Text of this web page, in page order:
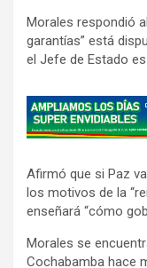
Morales respondió
garantías” está
el Jefe de Estado
A
d
e
r
t
i
Afirmó que si Paz
los motivos de la
enseñará “cómo
Morales se
Cochabamba hace